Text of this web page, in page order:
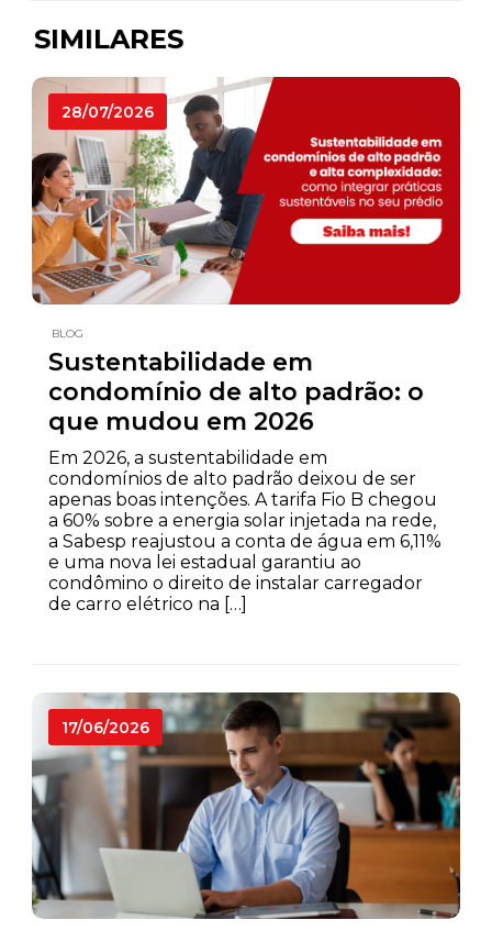
SIMILARES
28/07/2026
BLOG
Sustentabilidade em
condomínio de alto padrão: o
que mudou em 2026
Em 2026, a sustentabilidade em
condomínios de alto padrão deixou de ser
apenas boas intenções. A tarifa Fio B chegou
a 60% sobre a energia solar injetada na rede,
a Sabesp reajustou a conta de água em 6,11%
e uma nova lei estadual garantiu ao
condômino o direito de instalar carregador
de carro elétrico na […]
17/06/2026